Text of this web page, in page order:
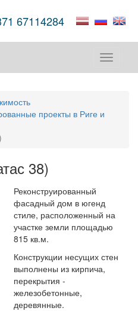
67114284
Toggle
проекты в Риге и
38)
Реконструированный
фасадный дом в югенд
стиле, расположенный на
участке земли площадью
815 кв.м.
Конструкции несущих стен
выполнены из кирпича,
перекрытия -
железобетонные,
деревянные.